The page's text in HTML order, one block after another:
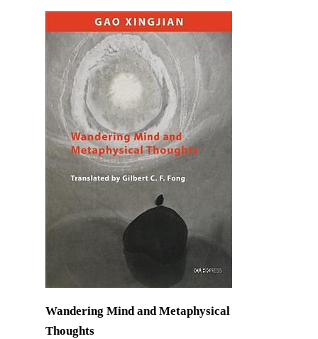
Wandering Mind and Metaphysical
Thoughts